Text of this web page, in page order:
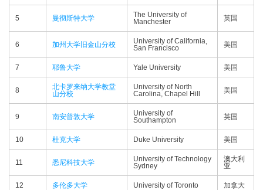
5 曼彻斯特大学
The University of
Manchester
英国
6 加州大学旧金山分校
University of California,
San Francisco
美国
7 耶鲁大学 Yale University 美国
8
北卡罗来纳大学教堂
山分校
University of North
Carolina, Chapel Hill
美国
9 南安普敦大学
University of
Southampton
英国
10 杜克大学 Duke University 美国
11 悉尼科技大学
University of Technology
Sydney
澳大利
亚
12 多伦多大学 University of Toronto 加拿大